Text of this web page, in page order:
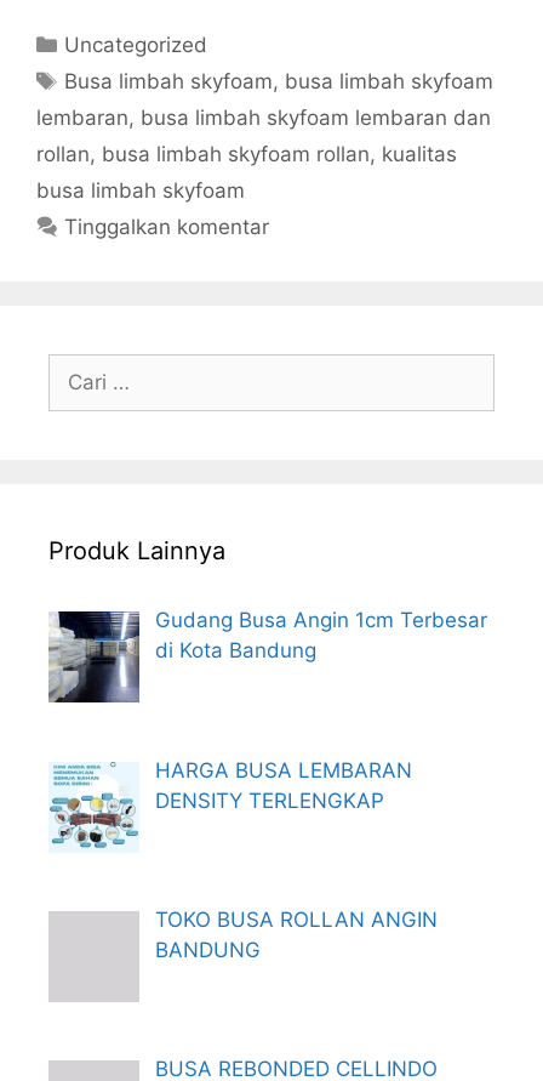
Kategori
Uncategorized
Tag
Busa limbah skyfoam, busa limbah skyfoam
lembaran, busa limbah skyfoam lembaran dan
rollan, busa limbah skyfoam rollan, kualitas
busa limbah skyfoam
Tinggalkan komentar
Cari
Produk Lainnya
Gudang Busa Angin 1cm Terbesar
di Kota Bandung
HARGA BUSA LEMBARAN
DENSITY TERLENGKAP
TOKO BUSA ROLLAN ANGIN
BANDUNG
BUSA REBONDED CELLINDO